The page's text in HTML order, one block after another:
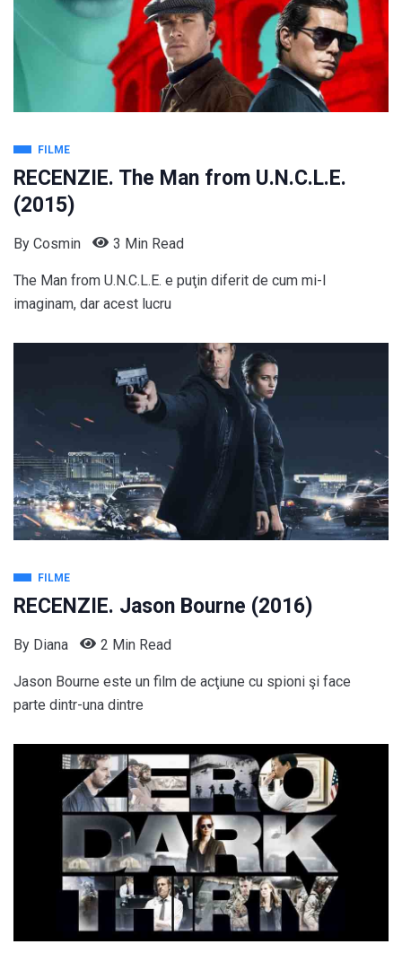
FILME
RECENZIE. The Man from U.N.C.L.E.
(2015)
By Cosmin 3 Min Read
The Man from U.N.C.L.E. e puţin diferit de cum mi-l
imaginam, dar acest lucru
FILME
RECENZIE. Jason Bourne (2016)
By Diana 2 Min Read
Jason Bourne este un film de acţiune cu spioni şi face
parte dintr-una dintre